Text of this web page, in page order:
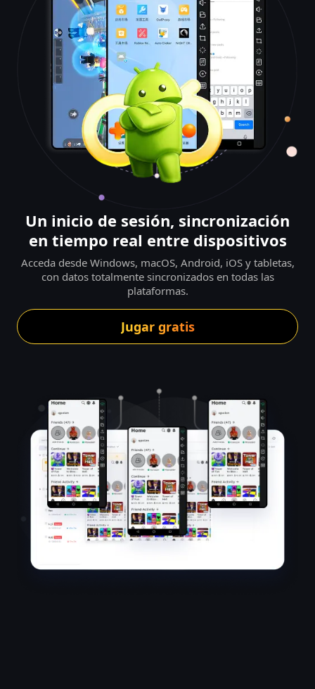
Un inicio de sesión, sincronización
en tiempo real entre dispositivos
Acceda desde Windows, macOS, Android, iOS y tabletas,
con datos totalmente sincronizados en todas las
plataformas.
Jugar gratis